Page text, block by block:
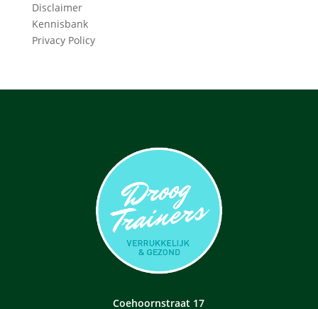
Disclaimer
Kennisbank
Privacy Policy
Coehoornstraat 17